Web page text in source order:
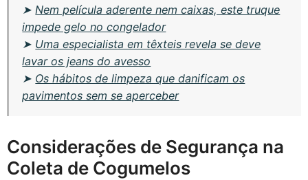
➤ Nem película aderente nem caixas, este truque
impede gelo no congelador
➤ Uma especialista em têxteis revela se deve
lavar os jeans do avesso
➤ Os hábitos de limpeza que danificam os
pavimentos sem se aperceber
Considerações de Segurança na
Coleta de Cogumelos